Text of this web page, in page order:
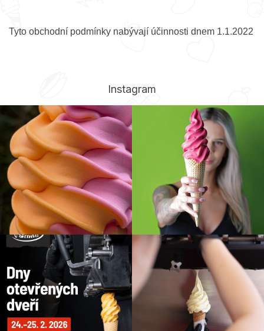
Tyto obchodní podmínky nabývají účinnosti dnem 1.1.2022
Instagram